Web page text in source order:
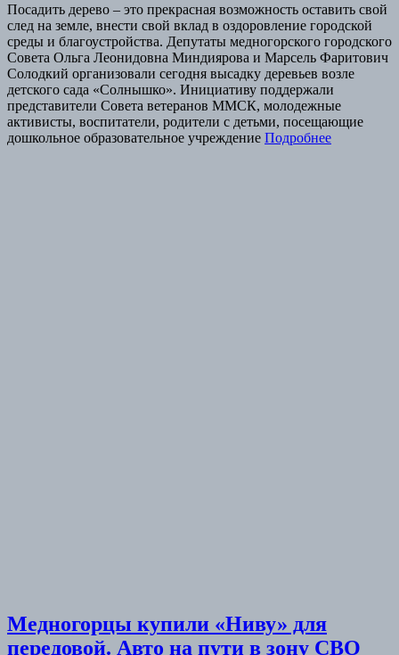
Посадить дерево – это прекрасная возможность оставить свой
след на земле, внести свой вклад в оздоровление городской
среды и благоустройства. Депутаты медногорского городского
Совета Ольга Леонидовна Миндиярова и Марсель Фаритович
Солодкий организовали сегодня высадку деревьев возле
детского сада «Солнышко». Инициативу поддержали
представители Совета ветеранов ММСК, молодежные
активисты, воспитатели, родители с детьми, посещающие
дошкольное образовательное учреждение Подробнее
Медногорцы купили «Ниву» для
передовой. Авто на пути в зону СВО